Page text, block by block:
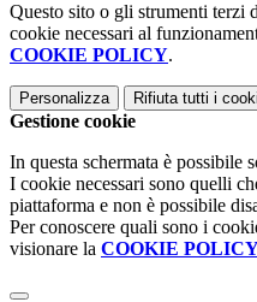
Questo sito o gli strumenti terzi
cookie necessari al
COOKIE POLICY.
Personalizza Rifiuta tutti i
Gestione cookie
In questa schermata è possibile
I cookie necessari sono quelli
piattaforma e non è possibile
Per conoscere quali sono i
visionare la COOKIE